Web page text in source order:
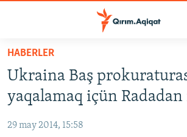
Esas
qaytmaq
Baş
navigatsiyağa
qaytmaq
HABERLER
SİYASET
İQTİSADİYAT
CEMİYET
HABERLER
Ukraina Baş
yaqalamaq içün
29 may 2014, 15:58